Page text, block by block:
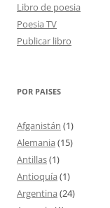
Libro de poesia
Poesia TV
Publicar libro
POR PAISES
Afganistán (1)
Alemania (15)
Antillas(1)
Antioquía (1)
Argentina (24)